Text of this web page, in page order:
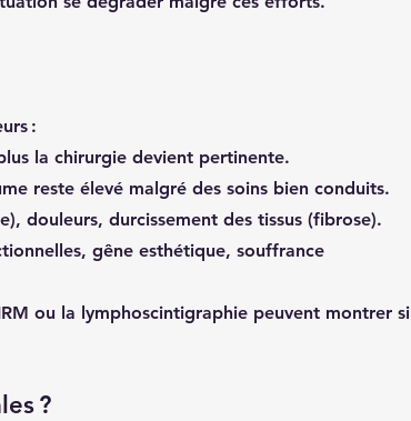
:
la chirurgie devient pertinente.
reste élevé malgré des soins bien conduits.
douleurs, durcissement des tissus (fibrose).
gêne esthétique, souffrance
ou la lymphoscintigraphie peuvent montrer si
?